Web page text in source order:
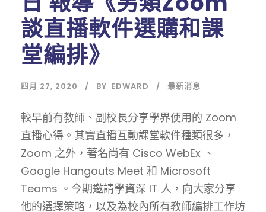
談直播軟件選購和課
堂編排》
四月 27, 2020 BY EDWARD 最新消息
較早前有教師、副校長分享學界使用的 Zoom
直播心得。其實直播互動課堂軟件種類很多，
Zoom 之外，著名尚有 Cisco WebEx 、
Google Hangouts Meet 和 Microsoft
Teams 。今期邀請學資深 IT 人，向大家分享
他的選擇策略，以及為校內所有教師編排工作坊